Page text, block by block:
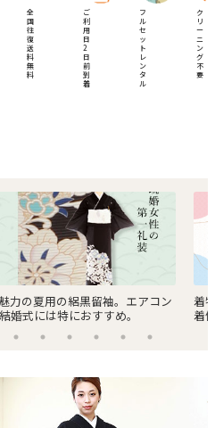
全
国
往
復
送
料
無
料
ご
利
用
日
2
日
前
到
着
フ
ル
セ
ッ
ト
レ
ン
タ
ル
ク
リ
ー
ニ
ン
グ
不
要
験！オンライン上でお着物の試
お
入